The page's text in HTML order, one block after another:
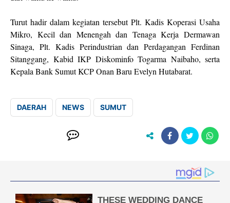
Turut hadir dalam kegiatan tersebut Plt. Kadis Koperasi Usaha
Mikro, Kecil dan Menengah dan Tenaga Kerja Dermawan
Sinaga, Plt. Kadis Perindustrian dan Perdagangan Ferdinan
Sitanggang, Kabid IKP Diskominfo Togarma Naibaho, serta
Kepala Bank Sumut KCP Onan Baru Evelyn Hutabarat.
DAERAH NEWS SUMUT